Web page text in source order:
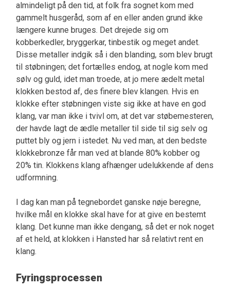
almindeligt på den tid, at folk fra sognet kom med
gammelt husgeråd, som af en eller anden grund ikke
længere kunne bruges. Det drejede sig om
kobberkedler, bryggerkar, tinbestik og meget andet.
Disse metaller indgik så i den blanding, som blev brugt
til støbningen; det fortælles endog, at nogle kom med
sølv og guld, idet man troede, at jo mere ædelt metal
klokken bestod af, des finere blev klangen. Hvis en
klokke efter støbningen viste sig ikke at have en god
klang, var man ikke i tvivl om, at det var støbemesteren,
der havde lagt de ædle metaller til side til sig selv og
puttet bly og jern i istedet. Nu ved man, at den bedste
klokkebronze får man ved at blande 80% kobber og
20% tin. Klokkens klang afhænger udelukkende af dens
udformning.
I dag kan man på tegnebordet ganske nøje beregne,
hvilke mål en klokke skal have for at give en bestemt
klang. Det kunne man ikke dengang, så det er nok noget
af et held, at klokken i Hansted har så relativt rent en
klang.
Fyringsprocessen